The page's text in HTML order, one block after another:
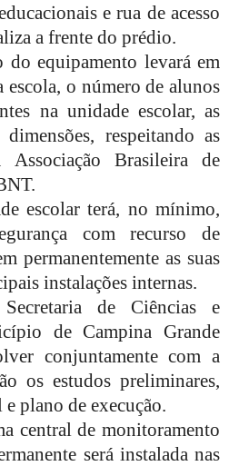
e rua de acesso
a frente do prédio.
equipamento levará em
escola, o número de alunos
na unidade escolar, as
respeitando as
Associação Brasileira de
escolar terá, no mínimo,
com recurso de
permanentemente as suas
instalações internas.
de Ciências e
de Campina Grande
conjuntamente com a
os estudos preliminares,
plano de execução.
central de monitoramento
será instalada nas